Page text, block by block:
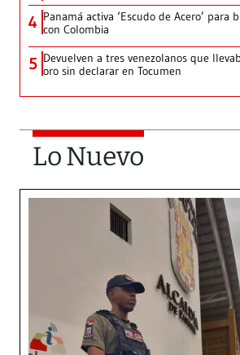
4 Panamá activa ‘Escudo de Acero’ para
con Colombia
5 Devuelven a tres venezolanos que
oro sin declarar en Tocumen
Lo Nuevo